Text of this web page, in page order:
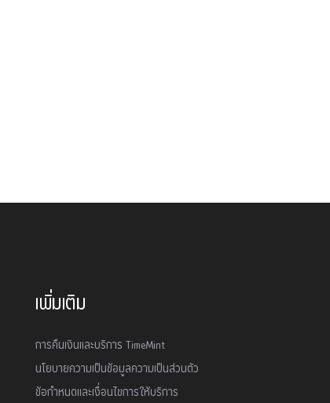
เพิ่มเติม
การคืนเงินและบริการ TimeMint
นโยบายความเป็นข้อมูลความเป็นส่วนตัว
ข้อกำหนดและเงื่อนไขการให้บริการ